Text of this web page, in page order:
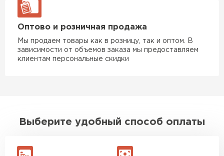
Оптово и розничная продажа
Мы продаем товары как в розницу, так и оптом. В
зависимости от объемов заказа мы предоставляем
клиентам персональные скидки
Выберите удобный способ оплаты
Утеплитель Ursa